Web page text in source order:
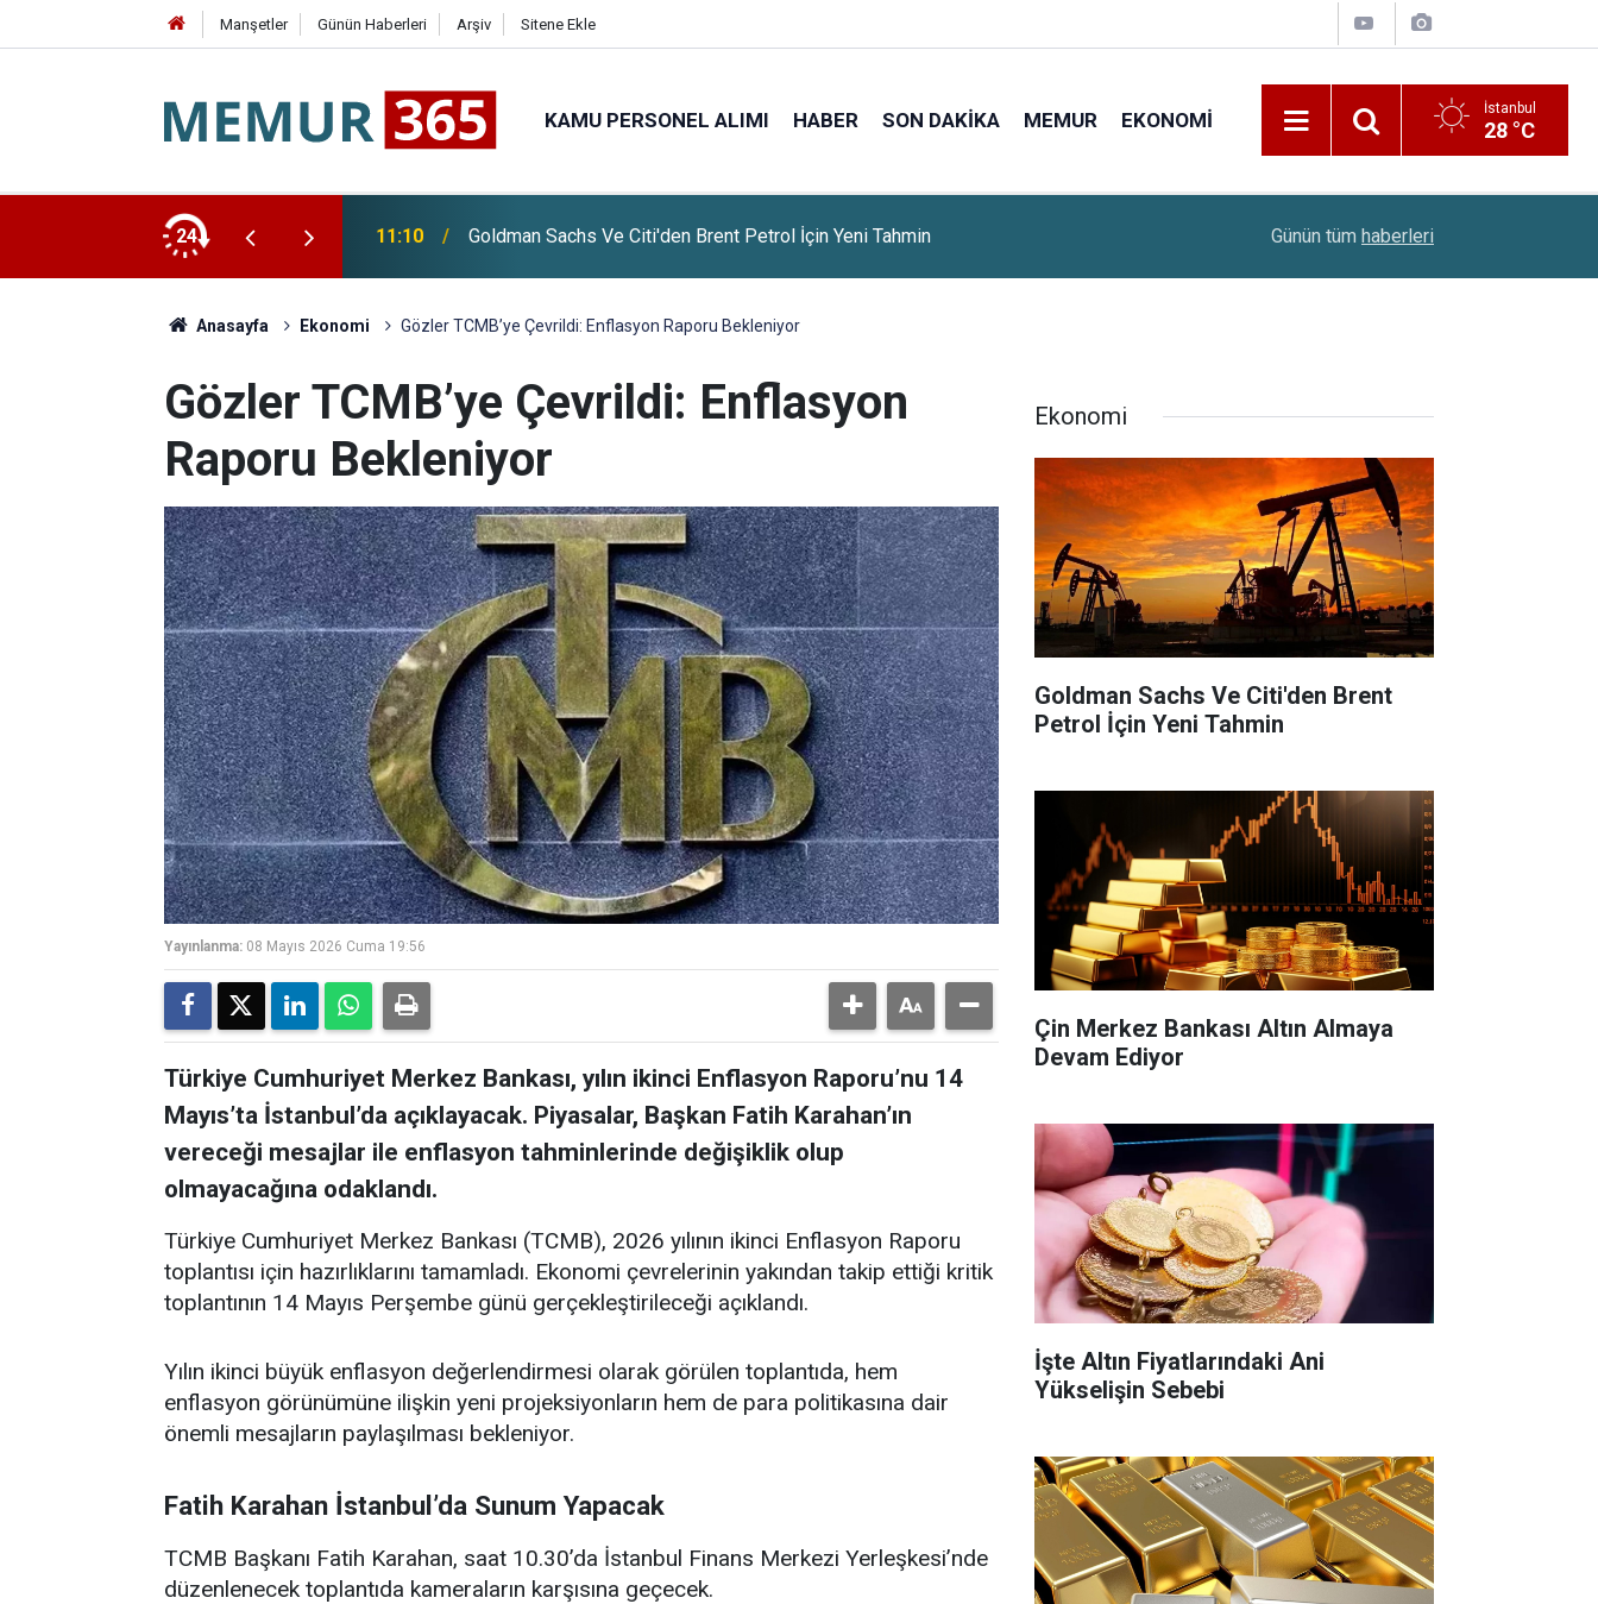
Manşetler Günün Haberleri Arşiv Sitene Ekle
KAMU PERSONEL ALIMI HABER SON DAKIKA MEMUR EKONOMI İstanbul
28 °C
24
Karar: SGK Emekliye Faiz Ödeyecek 11:10 Goldman Sachs Ve Citi'den Brent Petrol İçin Yeni Tahmin Okullara 30 Bin Güvenlik Görevlisi Alımı
Günün tüm haberleri
Anasayfa Ekonomi Gözler TCMB’ye Çevrildi: Enflasyon Raporu Bekleniyor
Gözler TCMB’ye Çevrildi: Enflasyon
Raporu Bekleniyor
Yayınlanma: 08 Mayıs 2026 Cuma 19:56
Türkiye Cumhuriyet Merkez Bankası, yılın ikinci Enflasyon Raporu’nu 14
Mayıs’ta İstanbul’da açıklayacak. Piyasalar, Başkan Fatih Karahan’ın
vereceği mesajlar ile enflasyon tahminlerinde değişiklik olup
olmayacağına odaklandı.
Türkiye Cumhuriyet Merkez Bankası (TCMB), 2026 yılının ikinci Enflasyon Raporu
toplantısı için hazırlıklarını tamamladı. Ekonomi çevrelerinin yakından takip ettiği kritik
toplantının 14 Mayıs Perşembe günü gerçekleştirileceği açıklandı.
Yılın ikinci büyük enflasyon değerlendirmesi olarak görülen toplantıda, hem
enflasyon görünümüne ilişkin yeni projeksiyonların hem de para politikasına dair
önemli mesajların paylaşılması bekleniyor.
Fatih Karahan İstanbul’da Sunum Yapacak
TCMB Başkanı Fatih Karahan, saat 10.30’da İstanbul Finans Merkezi Yerleşkesi’nde
düzenlenecek toplantıda kameraların karşısına geçecek.
Ekonomi
Goldman Sachs Ve Citi'den Brent
Petrol İçin Yeni Tahmin
Çin Merkez Bankası Altın Almaya
Devam Ediyor
İşte Altın Fiyatlarındaki Ani
Yükselişin Sebebi